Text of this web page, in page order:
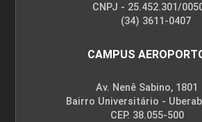
CNPJ - 25.452.301/
(34) 3611-0407
CAMPUS
Av. Nenê Sabino, 1801
Bairro Universitário -
CEP. 38.055-500